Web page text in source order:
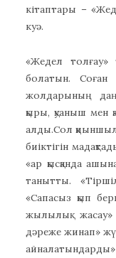
кітаптары –
куә.
«Жедел толғау»
болатын. Соған
жолдарының
қыры, қуаныш мен
алды.Сол
биіктігін
«ар қысқанда
танытты.
«Сапасыз қып
жылылық жасау»
дәреже жинап»